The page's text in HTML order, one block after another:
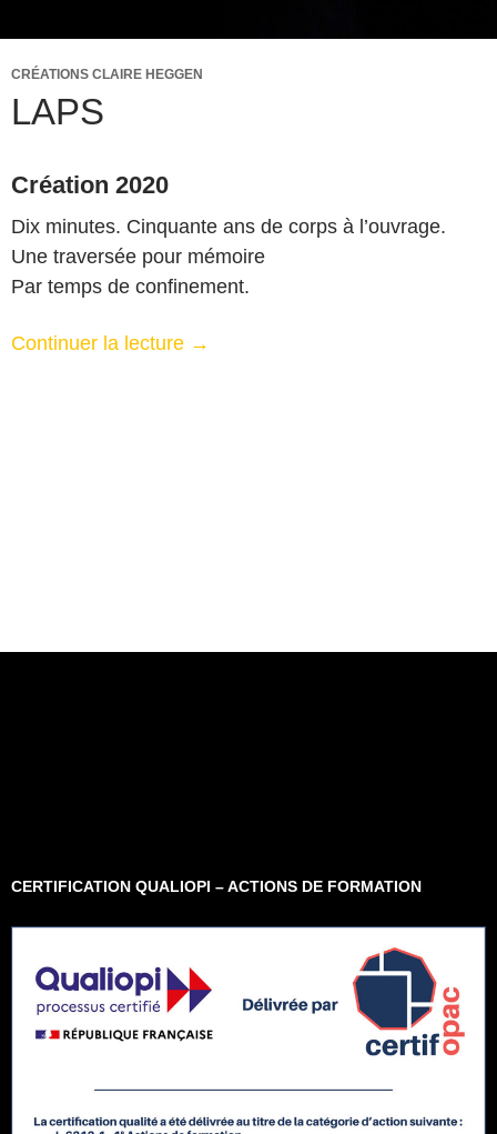
CRÉATIONS CLAIRE HEGGEN
LAPS
Création 2020
Dix minutes. Cinquante ans de corps à l’ouvrage.
Une traversée pour mémoire
Par temps de confinement.
Continuer la lecture →
CERTIFICATION QUALIOPI – ACTIONS DE FORMATION